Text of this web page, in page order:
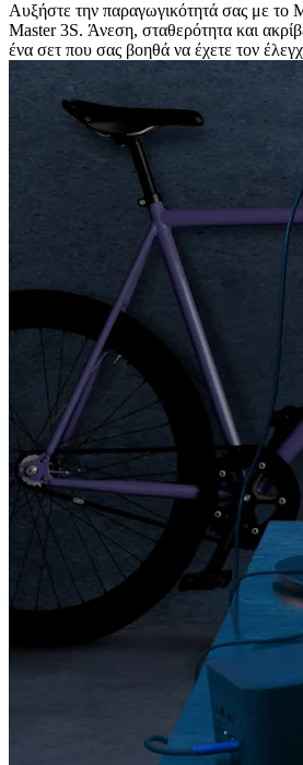
Αυξήστε την παραγωγικότητά σας με το
Master 3S. Άνεση, σταθερότητα και
ένα σετ που σας βοηθά να έχετε τον